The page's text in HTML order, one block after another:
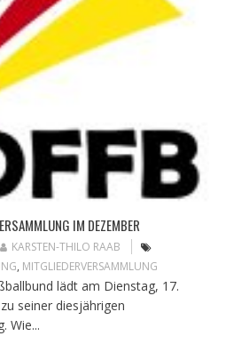
IM DEZEMBER
KARSTEN-THILO RAAB
, MITGLIEDERVERSAMMLUNG
lädt am Dienstag, 17.
seiner diesjährigen
Wie...